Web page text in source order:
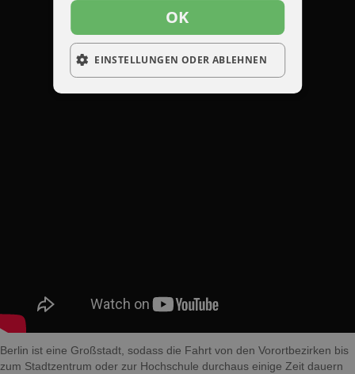
Berlin ist eine Großstadt, sodass die Fahrt von den Vorortbezirken bis
zum Stadtzentrum oder zur Hochschule durchaus einige Zeit dauern
OK
EINSTELLUNGEN ODER ABLEHNEN